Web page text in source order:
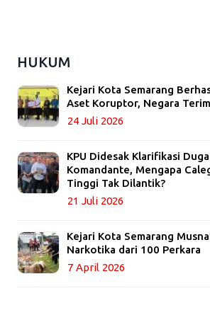
HUKUM
Kejari Kota Semarang
Aset Koruptor, Negara
24 Juli 2026
KPU Didesak Klarifikasi
Komandante, Mengapa
Tinggi Tak Dilantik?
21 Juli 2026
Kejari Kota Semarang
Narkotika dari 100 Perkara
7 April 2026